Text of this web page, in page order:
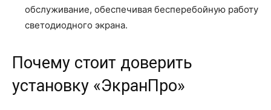
обслуживание, обеспечивая бесперебойную работу
светодиодного экрана.
Почему стоит доверить
установку «ЭкранПро»